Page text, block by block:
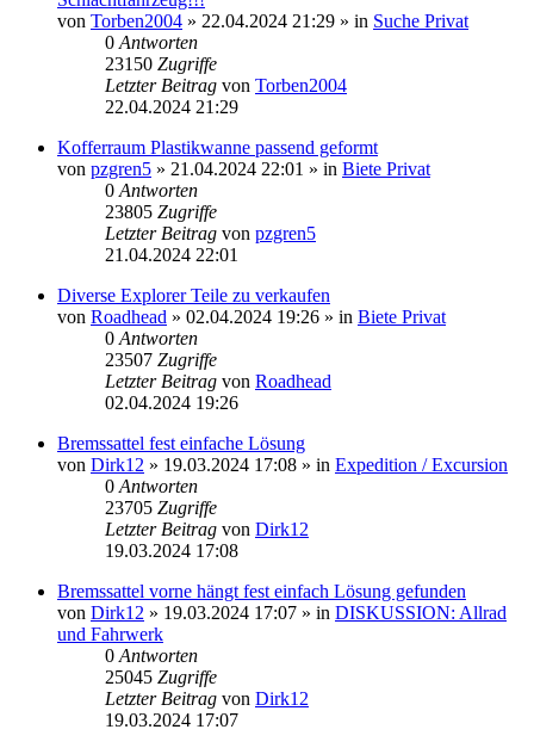
von Torben2004 » 22.04.2024 21:29 » in Suche Privat
0 Antworten
23150 Zugriffe
Letzter Beitrag von Torben2004
22.04.2024 21:29
Kofferraum Plastikwanne passend geformt
von pzgren5 » 21.04.2024 22:01 » in Biete Privat
0 Antworten
23805 Zugriffe
Letzter Beitrag von pzgren5
21.04.2024 22:01
Diverse Explorer Teile zu verkaufen
von Roadhead » 02.04.2024 19:26 » in Biete Privat
0 Antworten
23507 Zugriffe
Letzter Beitrag von Roadhead
02.04.2024 19:26
Bremssattel fest einfache Lösung
von Dirk12 » 19.03.2024 17:08 » in Expedition / Excursion
0 Antworten
23705 Zugriffe
Letzter Beitrag von Dirk12
19.03.2024 17:08
Bremssattel vorne hängt fest einfach Lösung gefunden
von Dirk12 » 19.03.2024 17:07 » in DISKUSSION: Allrad
und Fahrwerk
0 Antworten
25045 Zugriffe
Letzter Beitrag von Dirk12
19.03.2024 17:07